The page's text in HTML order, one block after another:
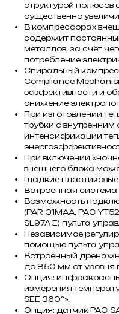
структурой полюсов
существенно
В компрессорах
содержит
металлов, за счёт
потребление
Спиральный
Compliance
эффективности и
снижение
При изготовлении
трубки с
интенсификации
При включении
внешнего блока
Гладкие
Встроенная система
Возможность
(PAR-31MAA, PAC-
SL97A-E) пульта
Независимое
помощью пульта
Встроенный
до 850 мм от уровня
Опция:
измерения
SEE 360°».
Опция: датчик PAC-